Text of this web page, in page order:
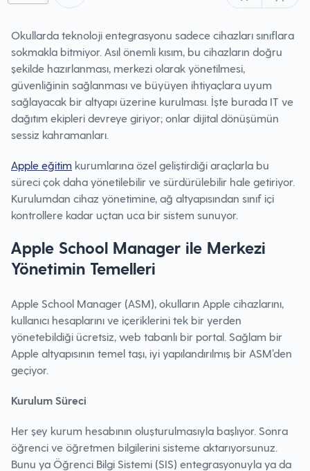
Okullarda teknoloji entegrasyonu sadece cihazları sınıflara
sokmakla bitmiyor. Asıl önemli kısım, bu cihazların doğru
şekilde hazırlanması, merkezi olarak yönetilmesi,
güvenliğinin sağlanması ve büyüyen ihtiyaçlara uyum
sağlayacak bir altyapı üzerine kurulması. İşte burada IT ve
dağıtım ekipleri devreye giriyor; onlar dijital dönüşümün
sessiz kahramanları.
Apple eğitim kurumlarına özel geliştirdiği araçlarla bu
süreci çok daha yönetilebilir ve sürdürülebilir hale getiriyor.
Kurulumdan cihaz yönetimine, ağ altyapısından sınıf içi
kontrollere kadar uçtan uca bir sistem sunuyor.
Apple School Manager ile Merkezi
Yönetimin Temelleri
Apple School Manager (ASM), okulların Apple cihazlarını,
kullanıcı hesaplarını ve içeriklerini tek bir yerden
yönetebildiği ücretsiz, web tabanlı bir portal. Sağlam bir
Apple altyapısının temel taşı, iyi yapılandırılmış bir ASM’den
geçiyor.
Kurulum Süreci
Her şey kurum hesabının oluşturulmasıyla başlıyor. Sonra
öğrenci ve öğretmen bilgilerini sisteme aktarıyorsunuz.
Bunu ya Öğrenci Bilgi Sistemi (SIS) entegrasyonuyla ya da